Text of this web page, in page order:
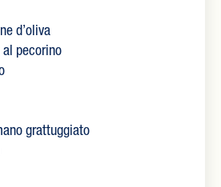
d’oliva
pecorino
grattuggiato